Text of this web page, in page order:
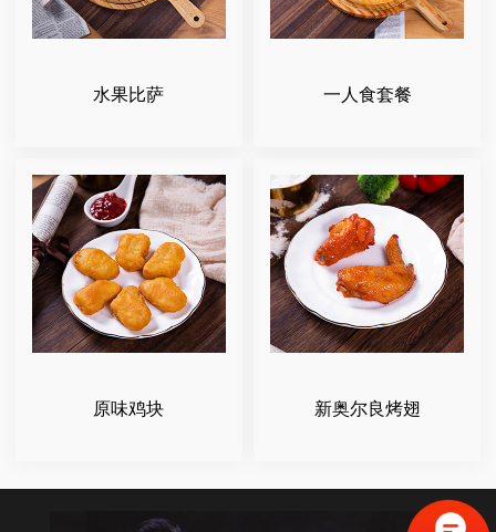
水果比萨 一人食套餐
原味鸡块 新奥尔良烤翅